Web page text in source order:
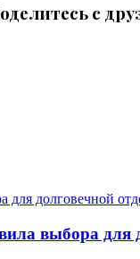
с
выбора для